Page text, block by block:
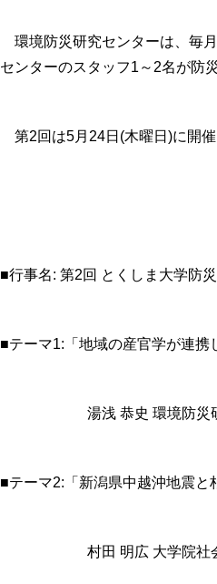
環境防災研究センターは、毎
センターのスタッフ1～2名が防
第2回は5月24日(木曜日)に開催
■行事名: 第2回 とくしま大学防
■テーマ1:「地域の産官学が連携
湯浅 恭史 環境防災
■テーマ2:「新潟県中越沖地震と
村田 明広 大学院社